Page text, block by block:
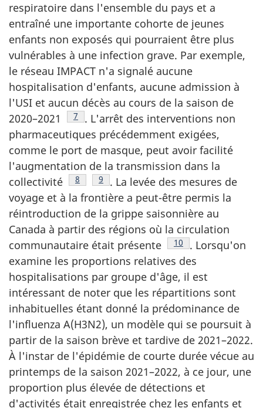
respiratoire dans l'ensemble du pays et a
entraîné une importante cohorte de jeunes
enfants non exposés qui pourraient être plus
vulnérables à une infection grave. Par exemple,
le réseau IMPACT n'a signalé aucune
hospitalisation d'enfants, aucune admission à
l'USI et aucun décès au cours de la saison de
2020–2021
Note de bas de page
7
. L'arrêt des interventions non
pharmaceutiques précédemment exigées,
comme le port de masque, peut avoir facilité
l'augmentation de la transmission dans la
collectivité
Note de bas de page
8 Note de bas de page
9
. La levée des mesures de
voyage et à la frontière a peut-être permis la
réintroduction de la grippe saisonnière au
Canada à partir des régions où la circulation
communautaire était présente
Note de bas de page
10
. Lorsqu'on
examine les proportions relatives des
hospitalisations par groupe d'âge, il est
intéressant de noter que les répartitions sont
inhabituelles étant donné la prédominance de
l'influenza A(H3N2), un modèle qui se poursuit à
partir de la saison brève et tardive de 2021–2022.
À l'instar de l'épidémie de courte durée vécue au
printemps de la saison 2021–2022, à ce jour, une
proportion plus élevée de détections et
d'activités était enregistrée chez les enfants et